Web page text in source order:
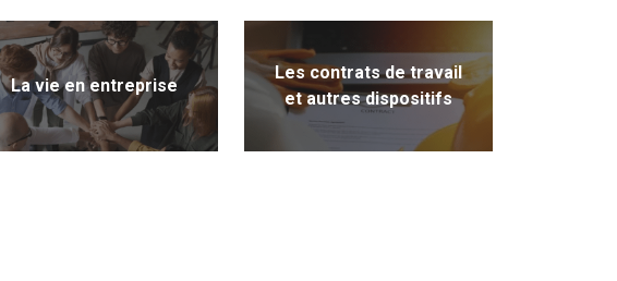
La vie en entreprise
Les contrats de travail
et autres dispositifs